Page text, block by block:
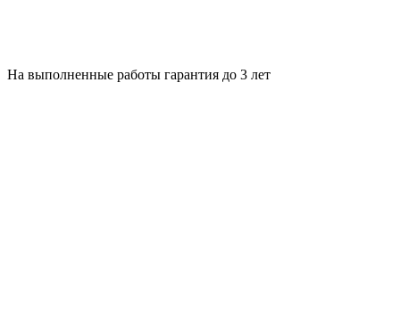
На выполненные работы гарантия до 3 лет